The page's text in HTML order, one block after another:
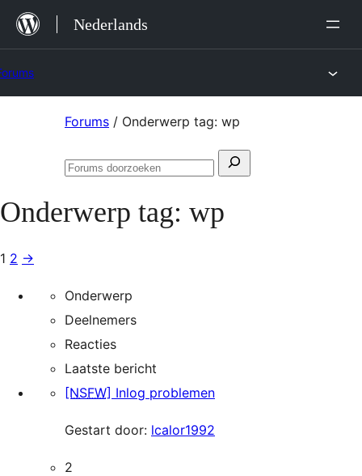
naar
Nederlands
Forums / Onderwerp tag: wp
Zoeken
Forums
Onderwerp tag: wp
1 2 →
Onderwerp
Deelnemers
Reacties
Laatste bericht
[NSFW] Inlog problemen
Gestart door: lcalor1992
2